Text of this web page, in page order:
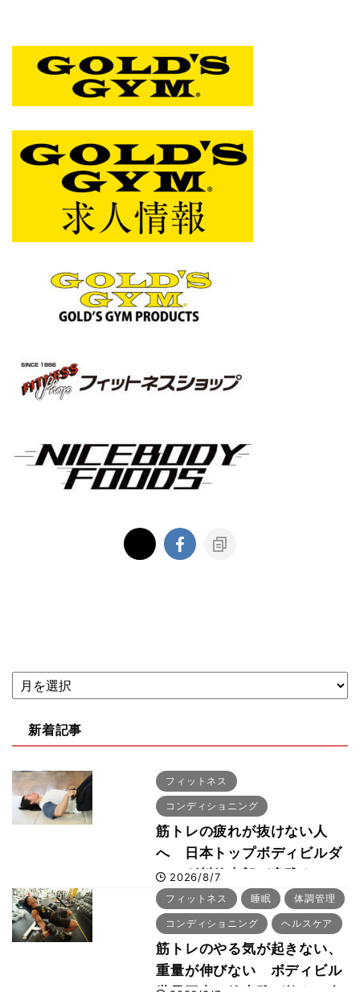
新着記事
フィットネス
コンディショニング
筋トレの疲れが抜けない人
へ 日本トップボディビルダ
ー・刈川啓志郎が実践する
「回復習慣」
2026/8/7
フィットネス 睡眠 体調管理
コンディショニング ヘルスケア
筋トレのやる気が起きない、
重量が伸びない ボディビル